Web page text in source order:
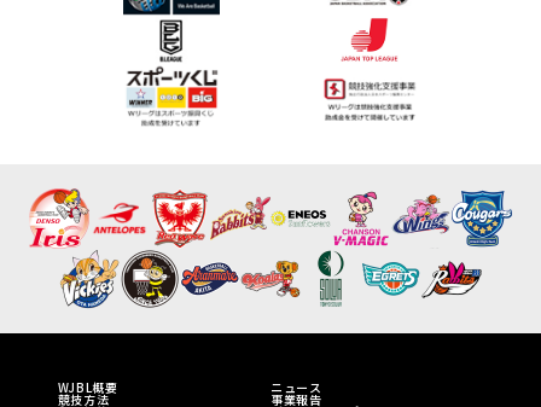
WJBL概要 ニュース
競技方法 事業報告